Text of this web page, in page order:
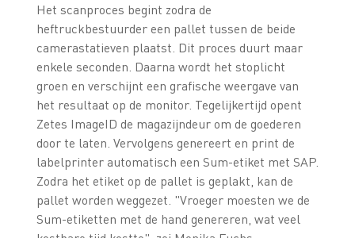
Het scanproces begint zodra de
heftruckbestuurder een pallet tussen de beide
camerastatieven plaatst. Dit proces duurt maar
enkele seconden. Daarna wordt het stoplicht
groen en verschijnt een grafische weergave van
het resultaat op de monitor. Tegelijkertijd opent
Zetes ImageID de magazijndeur om de goederen
door te laten. Vervolgens genereert en print de
labelprinter automatisch een Sum-etiket met SAP.
Zodra het etiket op de pallet is geplakt, kan de
pallet worden weggezet. "Vroeger moesten we de
Sum-etiketten met de hand genereren, wat veel